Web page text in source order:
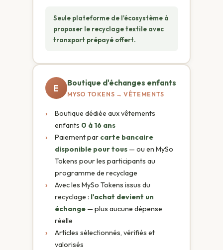
Seule plateforme de l'écosystème à
proposer le recyclage textile avec
transport prépayé offert.
E Boutique d'échanges enfants
MYSO TOKENS → VÊTEMENTS
›
Boutique dédiée aux vêtements
enfants 0 à 16 ans
›
Paiement par carte bancaire
disponible pour tous— ou en MySo
Tokens pour les participants au
programme de recyclage
›
Avec les MySo Tokens issus du
recyclage : l'achat devient un
échange— plus aucune dépense
réelle
›
Articles sélectionnés, vérifiés et
valorisés